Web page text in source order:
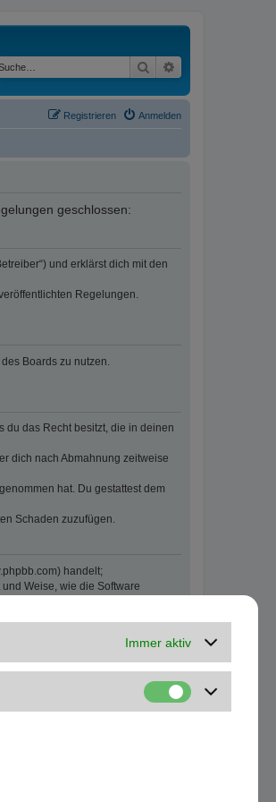
Suche
Anmelden
Registrieren
geschlossen:
und erklärst dich mit den
Regelungen.
Boards zu nutzen.
du das Recht besitzt, die in deinen
dich nach Abmahnung zeitweise
hat. Du gestattest dem
Schaden zuzufügen.
handelt;
Weise, wie die Software
die auf ein vorsätzliches oder
und der Verletzung
Durchschnittsschäden
auf die bei Vertragsschluss
Immer aktiv